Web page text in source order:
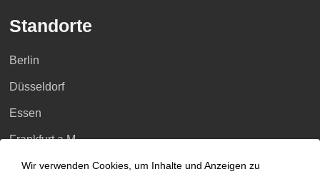
Standorte
Berlin
Düsseldorf
Essen
Frankfurt a.M.
Hamburg
Wir verwenden Cookies, um Inhalte und Anzeigen zu